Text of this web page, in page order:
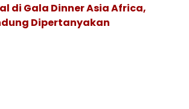
di Gala Dinner Asia Africa,
Dipertanyakan